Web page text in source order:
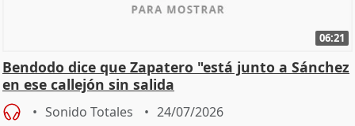
06:21
Bendodo dice que Zapatero "está junto a Sánchez
en ese callejón sin salida
Sonido Totales 24/07/2026